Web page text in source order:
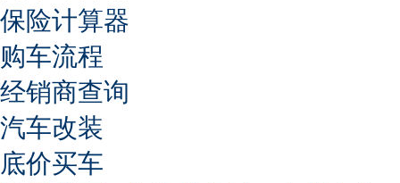
保险计算器
购车流程
经销商查询
汽车改装
底价买车